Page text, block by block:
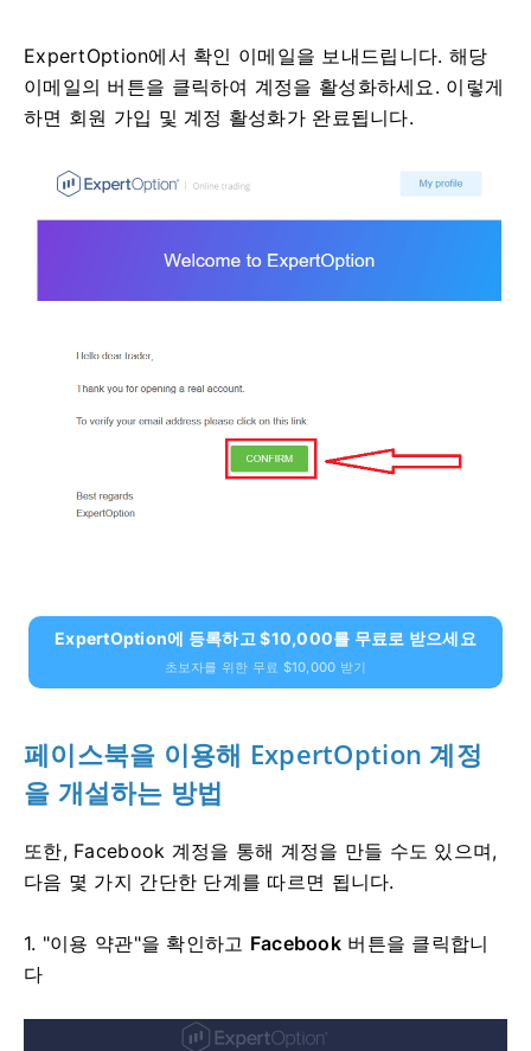
ExpertOption에서 확인 이메일을 보내드립니다. 해당
이메일의 버튼을 클릭하여 계정을 활성화하세요. 이렇게
하면 회원 가입 및 계정 활성화가 완료됩니다.
ExpertOption에 등록하고 $10,000를 무료로 받으세요
초보자를 위한 무료 $10,000 받기
페이스북을 이용해 ExpertOption 계정
을 개설하는 방법
또한, Facebook 계정을 통해 계정을 만들 수도 있으며,
다음 몇 가지 간단한 단계를 따르면 됩니다.
1. "이용 약관"을 확인하고 Facebook 버튼을 클릭합니
다